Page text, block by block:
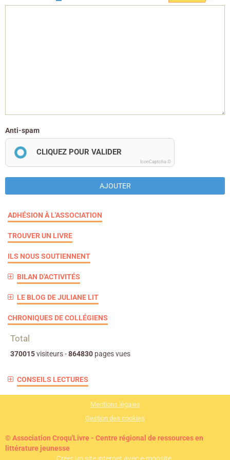
Anti-spam
CLIQUEZ POUR VALIDER
IconCaptcha ©
AJOUTER
ADHÉSION À L'ASSOCIATION
TROUVER UN LIVRE
ILS NOUS SOUTIENNENT
BILAN D'ACTIVITÉS
LE BLOG DE JULIANE LIT
CHRONIQUES DE COLLÉGIENS
Total
370015visiteurs -864830 pages vues
CONSEILS LECTURES
Mentions légales
Gestion des cookies
© Association Croqu'Livre - Centre régional de ressources en
littérature jeunesse